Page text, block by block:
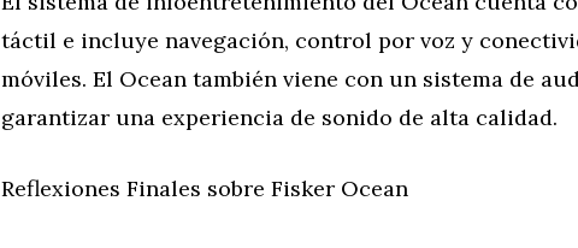
táctil e incluye navegación, control por voz y
móviles. El Ocean también viene con un sistema de
garantizar una experiencia de sonido de alta calidad.
Reflexiones Finales sobre Fisker Ocean